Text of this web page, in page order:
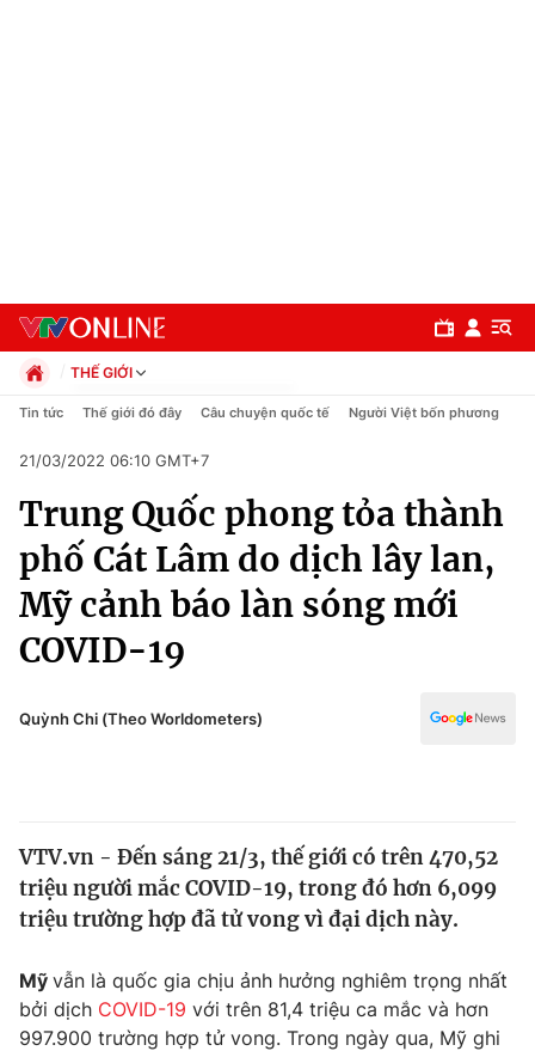
Chuyên mục
Chính trị
Xã hội
Tin tức
Thế giới đó đây
Câu chuyện quốc tế
Kinh tế
Tài chính
Thị trường
Góc doanh nghiệp
Truyền hình
THẾ GIỚI
Chính trị
Pháp luật
Kinh tế
Thể thao
Truyền hình
Văn hóa - Giải trí
Đời sống
Giáo dục
Tin tức Thế giới đó đây Câu chuyện quốc tế Người Việt bốn phương
21/03/2022 06:10 GMT+7
Trung Quốc phong tỏa thành
phố Cát Lâm do dịch lây lan,
Mỹ cảnh báo làn sóng mới
COVID-19
Quỳnh Chi (Theo Worldometers)
VTV.vn - Đến sáng 21/3, thế giới có trên 470,52
triệu người mắc COVID-19, trong đó hơn 6,099
triệu trường hợp đã tử vong vì đại dịch này.
Mỹ vẫn là quốc gia chịu ảnh hưởng nghiêm trọng nhất
bởi dịch COVID-19 với trên 81,4 triệu ca mắc và hơn
997.900 trường hợp tử vong. Trong ngày qua, Mỹ ghi